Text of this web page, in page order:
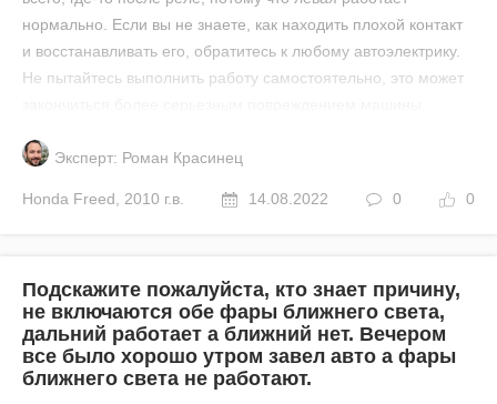
нормально. Если вы не знаете, как находить плохой контакт
и восстанавливать его, обратитесь к любому автоэлектрику.
Не пытайтесь выполнить работу самостоятельно, это может
Эксперт: Роман Красинец
Honda Freed 2010 г.в. 14.08.2022 0 0
Подскажите пожалуйста, кто знает причину,
не включаются обе фары ближнего света,
дальний работает а ближний нет. Вечером
все было хорошо утром завел авто а фары
ближнего света не работают.